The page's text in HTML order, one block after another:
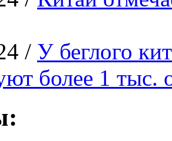
/ У беглого
более 1 тыс.